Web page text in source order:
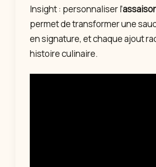
Insight : personnaliser l’
permet de transformer une
en signature, et chaque ajout
histoire culinaire.